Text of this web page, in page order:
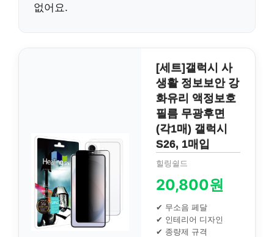
없어요.
[세트]갤럭시 사
생활 정보보안 강
화유리 액정보호
필름 무광후면
(각1매) 갤럭시
S26, 1매입
힐링쉴드
20,800원
✔ 무소음 페달
✔ 인테리어 디자인
✔ 종량제 규격